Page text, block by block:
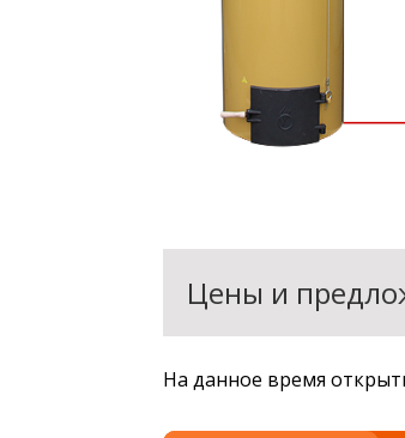
Цены и
На данное время